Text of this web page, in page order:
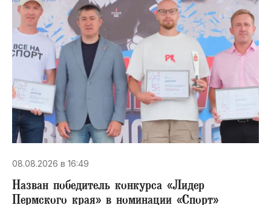
08.08.2026 в 16:49
Назван победитель конкурса «Лидер
Пермского края» в номинации «Спорт»